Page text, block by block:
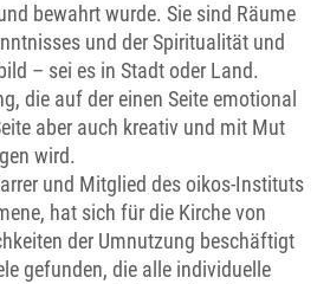
bewahrt wurde. Sie sind Räume
und der Spiritualität und
– sei es in Stadt oder Land.
die auf der einen Seite emotional
aber auch kreativ und mit Mut
wird.
und Mitglied des oikos-Instituts
hat sich für die Kirche von
der Umnutzung beschäftigt
gefunden, die alle individuelle